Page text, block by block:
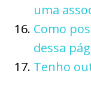
uma
Como
dessa
Tenho